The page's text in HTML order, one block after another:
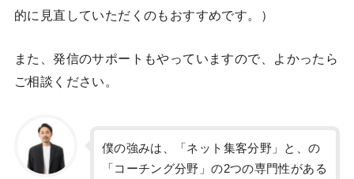
的に見直していただくのもおすすめです。）
また、発信のサポートもやっていますので、よかったら
ご相談ください。
僕の強みは、「ネット集客分野」と、の
「コーチング分野」の2つの専門性がある